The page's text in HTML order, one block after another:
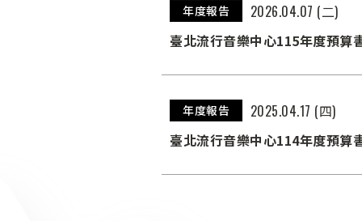
年度報告
2026.04.07 (二)
臺北流行音樂中心115年度預算
年度報告
2025.04.17 (四)
臺北流行音樂中心114年度預算